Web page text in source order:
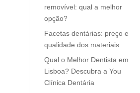
removível: qual a melhor
opção?
Facetas dentárias: preço e
qualidade dos materiais
Qual o Melhor Dentista em
Lisboa? Descubra a You
Clínica Dentária